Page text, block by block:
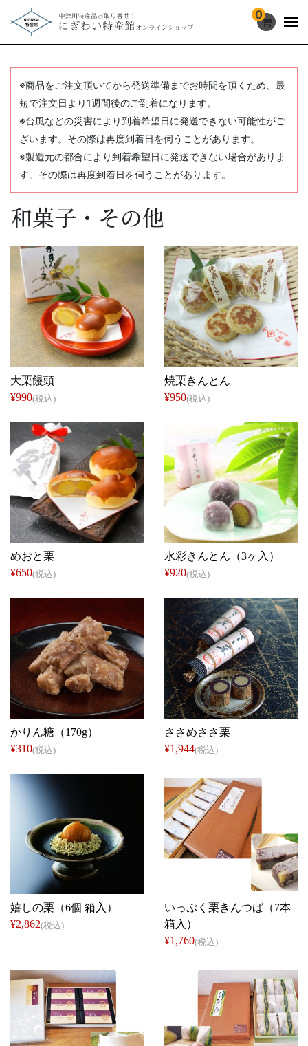
0
※商品をご注文頂いてから発送準備までお時間を頂くため、最
短で注文日より1週間後のご到着になります。
※台風などの災害により到着希望日に発送できない可能性がご
ざいます。その際は再度到着日を伺うことがあります。
※製造元の都合により到着希望日に発送できない場合がありま
す。その際は再度到着日を伺うことがあります。
和菓子・その他
大栗饅頭
¥990(税込)
梅園
焼栗きんとん
¥950(税込)
梅園
めおと栗
¥650(税込)
信玄堂
水彩きんとん（3ヶ入）
¥920(税込)
小倉せんべい店
かりん糖（170g）
¥310(税込)
川上屋
ささめささ栗
¥1,944(税込)
川上屋
嬉しの栗（6個 箱入）
¥2,862(税込)
いっぷく栗きんつば（7本
箱入）
¥1,760(税込)